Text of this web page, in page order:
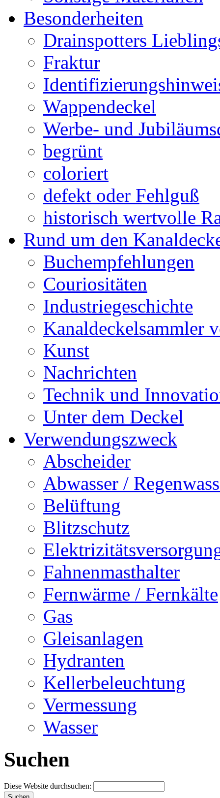
Besonderheiten
Drainspotters
Fraktur
Wappendeckel
Werbe- und
begrünt
coloriert
defekt oder Fehlguß
historisch wertvolle
Rund um den
Buchempfehlungen
Couriositäten
Industriegeschichte
Kanaldeckelsammler
Kunst
Nachrichten
Technik und
Unter dem Deckel
Verwendungszweck
Abscheider
Abwasser /
Belüftung
Blitzschutz
Fahnenmasthalter
Fernwärme / Fernkälte
Gas
Gleisanlagen
Hydranten
Kellerbeleuchtung
Vermessung
Wasser
Suchen
Diese Website durchsuchen: